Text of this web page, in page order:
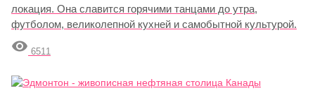
локация. Она славится горячими танцами до утра,
футболом, великолепной кухней и самобытной культурой.
 6511